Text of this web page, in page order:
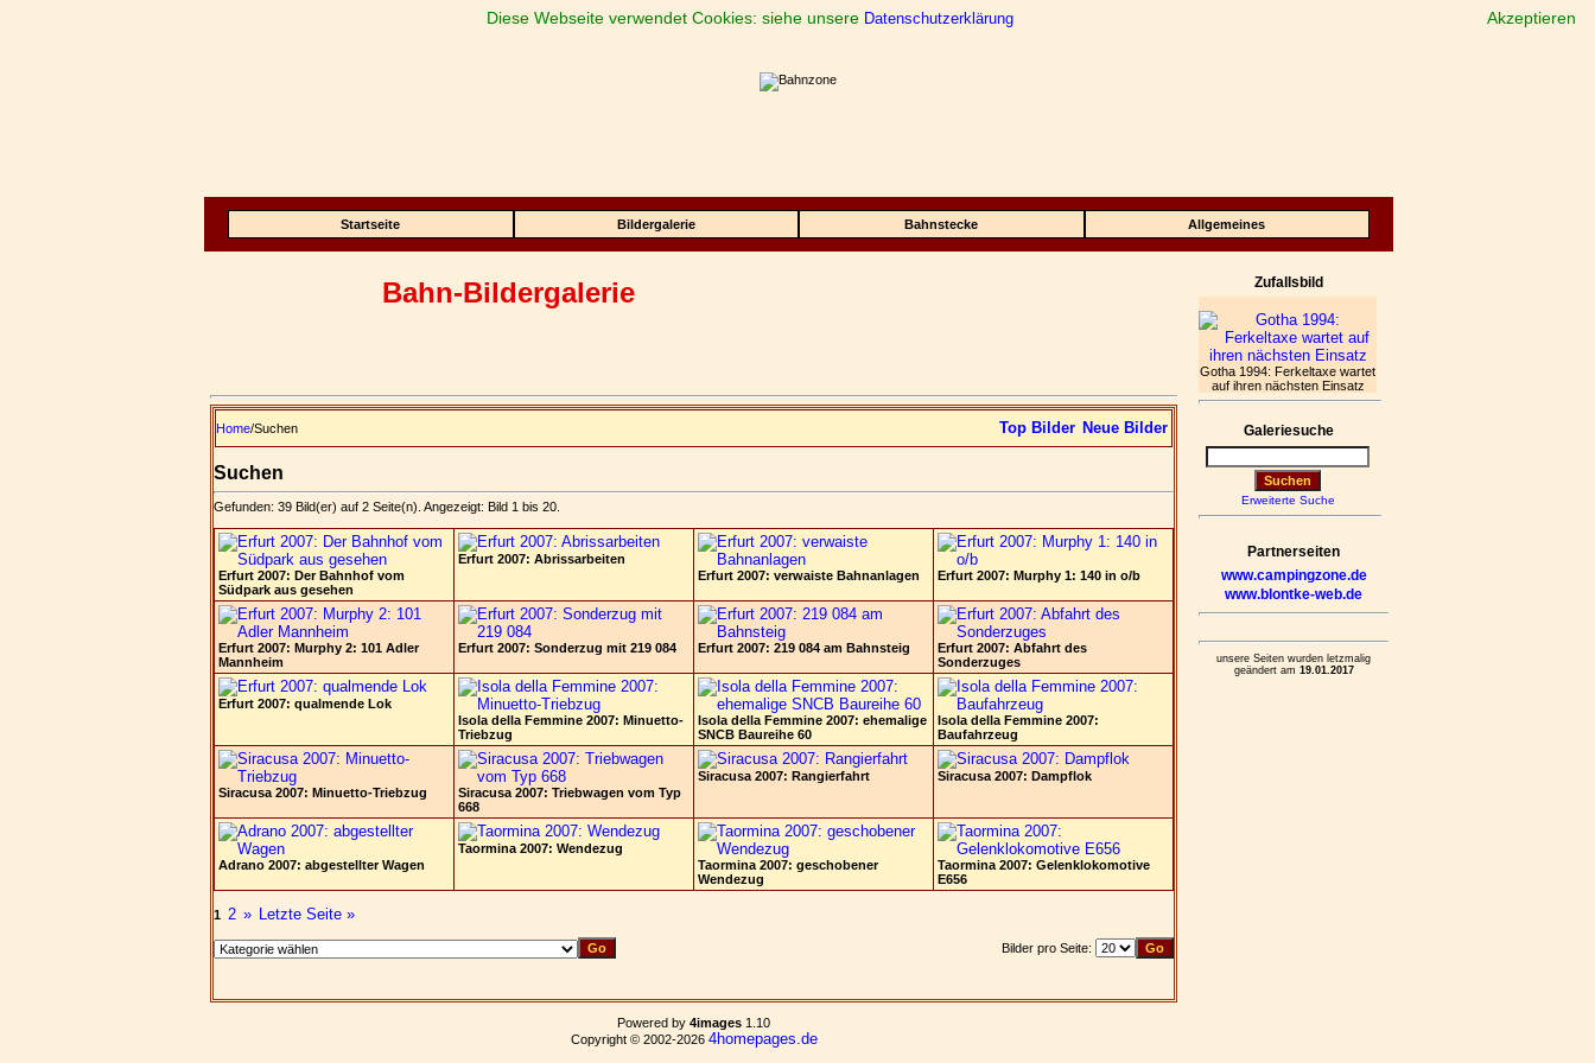
Startseite Bildergalerie Bahnstecke Allgemeines
Bahn-Bildergalerie
Home/Suchen Top Bilder Neue Bilder
Suchen
Gefunden: 39 Bild(er) auf 2 Seite(n). Angezeigt: Bild 1 bis 20.
Erfurt 2007: Der Bahnhof vom
Südpark aus gesehen
Erfurt 2007: Abrissarbeiten
Erfurt 2007: verwaiste Bahnanlagen
Erfurt 2007: Murphy 1: 140 in o/b
Erfurt 2007: Murphy 2: 101 Adler
Mannheim
Erfurt 2007: Sonderzug mit 219 084 Erfurt 2007: 219 084 am Bahnsteig
Erfurt 2007: Abfahrt des
Sonderzuges
Erfurt 2007: qualmende Lok
Isola della Femmine 2007: Minuetto-
Triebzug
Isola della Femmine 2007: ehemalige
SNCB Baureihe 60
Isola della Femmine 2007:
Baufahrzeug
Siracusa 2007: Minuetto-Triebzug
Siracusa 2007: Triebwagen vom Typ
668
Siracusa 2007: Rangierfahrt Siracusa 2007: Dampflok
Adrano 2007: abgestellter Wagen
Taormina 2007: Wendezug
Taormina 2007: geschobener
Wendezug
Taormina 2007: Gelenklokomotive
E656
1 2 » Letzte Seite »
Bilder pro Seite:
Powered by 4images 1.10
Copyright © 2002-2026 4homepages.de
Zufallsbild
Gotha 1994: Ferkeltaxe wartet
auf ihren nächsten Einsatz
Galeriesuche
Erweiterte Suche
Partnerseiten
www.campingzone.de
www.blontke-web.de
unsere Seiten wurden letzmalig
geändert am 19.01.2017
Akzeptieren
Diese Webseite verwendet Cookies: siehe unsere Datenschutzerklärung